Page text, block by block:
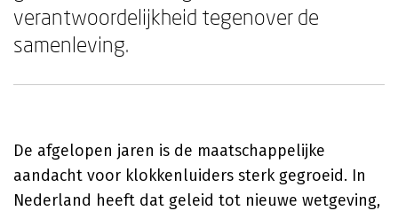
verantwoordelijkheid tegenover de
samenleving.
De afgelopen jaren is de maatschappelijke
aandacht voor klokkenluiders sterk gegroeid. In
Nederland heeft dat geleid tot nieuwe wetgeving,